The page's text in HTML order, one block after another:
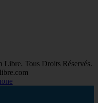
Libre. Tous Droits Réservés.